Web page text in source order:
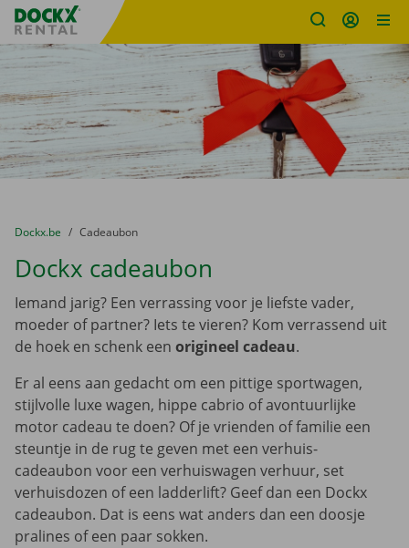
Ga naar inhoud
Taalselectie overslaan
Fratello DEMO
U bevindt zich hier:
van
Dockx.be naar
Cadeaubon
Dockx cadeaubon
Iemand jarig? Een verrassing voor je liefste vader,
moeder of partner? Iets te vieren? Kom verrassend uit
de hoek en schenk een origineel cadeau.
Er al eens aan gedacht om een pittige sportwagen,
stijlvolle luxe wagen, hippe cabrio of avontuurlijke
motor cadeau te doen? Of je vrienden of familie een
steuntje in de rug te geven met een verhuis-
cadeaubon voor een verhuiswagen verhuur, set
verhuisdozen of een ladderlift? Geef dan een Dockx
cadeaubon. Dat is eens wat anders dan een doosje
pralines of een paar sokken.